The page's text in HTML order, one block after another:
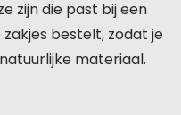
zijn die past bij een
bestelt, zodat je
materiaal.